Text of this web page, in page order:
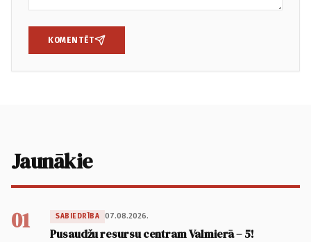
KOMENTĒT
Jaunākie
01 SABIEDRĪBA 07.08.2026.
Pusaudžu resursu centram Valmierā – 5!